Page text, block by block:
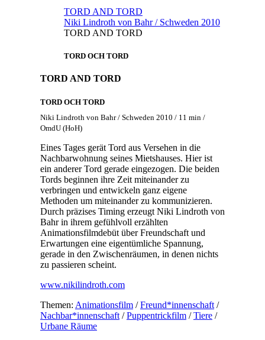
TORD AND TORD
Niki Lindroth von Bahr / Schweden 2010
TORD AND TORD
TORD OCH TORD
TORD AND TORD
TORD OCH TORD
Niki Lindroth von Bahr / Schweden 2010 / 11 min /
OmdU (HoH)
Eines Tages gerät Tord aus Versehen in die
Nachbarwohnung seines Mietshauses. Hier ist
ein anderer Tord gerade eingezogen. Die beiden
Tords beginnen ihre Zeit miteinander zu
verbringen und entwickeln ganz eigene
Methoden um miteinander zu kommunizieren.
Durch präzises Timing erzeugt Niki Lindroth von
Bahr in ihrem gefühlvoll erzählten
Animationsfilmdebüt über Freundschaft und
Erwartungen eine eigentümliche Spannung,
gerade in den Zwischenräumen, in denen nichts
zu passieren scheint.
www.nikilindroth.com
Themen: Animationsfilm/Freund*innenschaft/
Nachbar*innenschaft/Puppentrickfilm/Tiere/
Urbane Räume